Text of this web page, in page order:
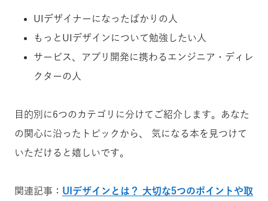
UIデザイナーになったばかりの人
もっとUIデザインについて勉強したい人
サービス、アプリ開発に携わるエンジニア・ディレ
クターの人
目的別に6つのカテゴリに分けてご紹介します。あなた
の関心に沿ったトピックから、
気になる本を見つけて
いただけると嬉しいです。
関連記事： UIデザインとは？ 大切な5つのポイントや取